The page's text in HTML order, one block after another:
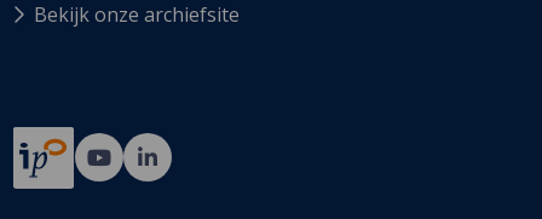
Bekijk onze archiefsite
Ga
naar
Ga
naar